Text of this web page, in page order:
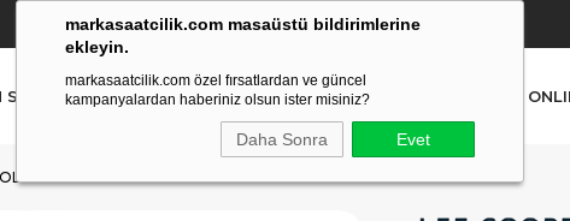
markasaatcilik.com masaüstü bildirimlerine
ekleyin.
markasaatcilik.com özel fırsatlardan ve güncel
kampanyalardan haberiniz olsun ister misiniz?
Daha Sonra Evet
YETKİLİ SATICI(Ücretsiz Kargo Ve İade)
ERKEK SAAT AKILLI SAAT
SAATI